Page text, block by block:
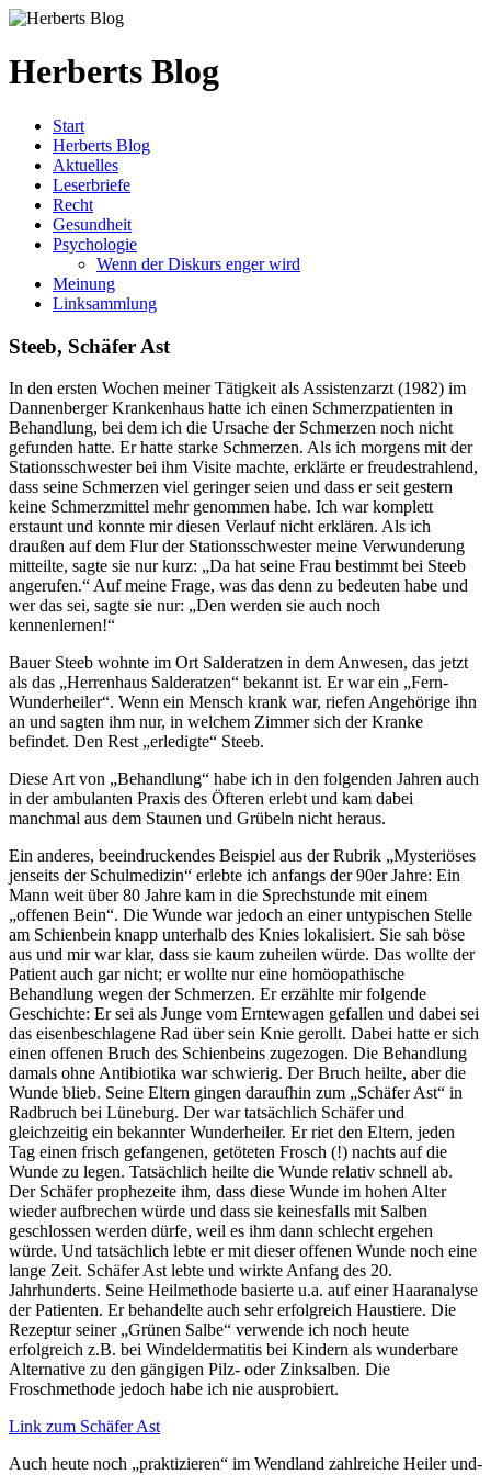
Herberts Blog
Start
Herberts Blog
Aktuelles
Leserbriefe
Recht
Gesundheit
Psychologie
Wenn der Diskurs enger wird
Meinung
Linksammlung
Steeb, Schäfer Ast
In den ersten Wochen meiner Tätigkeit als Assistenzarzt (1982) im
Dannenberger Krankenhaus hatte ich einen Schmerzpatienten in
Behandlung, bei dem ich die Ursache der Schmerzen noch nicht
gefunden hatte. Er hatte starke Schmerzen. Als ich morgens mit der
Stationsschwester bei ihm Visite machte, erklärte er freudestrahlend,
dass seine Schmerzen viel geringer seien und dass er seit gestern
keine Schmerzmittel mehr genommen habe. Ich war komplett
erstaunt und konnte mir diesen Verlauf nicht erklären. Als ich
draußen auf dem Flur der Stationsschwester meine Verwunderung
mitteilte, sagte sie nur kurz: „Da hat seine Frau bestimmt bei Steeb
angerufen.“ Auf meine Frage, was das denn zu bedeuten habe und
wer das sei, sagte sie nur: „Den werden sie auch noch
kennenlernen!“
Bauer Steeb wohnte im Ort Salderatzen in dem Anwesen, das jetzt
als das „Herrenhaus Salderatzen“ bekannt ist. Er war ein „Fern-
Wunderheiler“. Wenn ein Mensch krank war, riefen Angehörige ihn
an und sagten ihm nur, in welchem Zimmer sich der Kranke
befindet. Den Rest „erledigte“ Steeb.
Diese Art von „Behandlung“ habe ich in den folgenden Jahren auch
in der ambulanten Praxis des Öfteren erlebt und kam dabei
manchmal aus dem Staunen und Grübeln nicht heraus.
Ein anderes, beeindruckendes Beispiel aus der Rubrik „Mysteriöses
jenseits der Schulmedizin“ erlebte ich anfangs der 90er Jahre: Ein
Mann weit über 80 Jahre kam in die Sprechstunde mit einem
„offenen Bein“. Die Wunde war jedoch an einer untypischen Stelle
am Schienbein knapp unterhalb des Knies lokalisiert. Sie sah böse
aus und mir war klar, dass sie kaum zuheilen würde. Das wollte der
Patient auch gar nicht; er wollte nur eine homöopathische
Behandlung wegen der Schmerzen. Er erzählte mir folgende
Geschichte: Er sei als Junge vom Erntewagen gefallen und dabei sei
das eisenbeschlagene Rad über sein Knie gerollt. Dabei hatte er sich
einen offenen Bruch des Schienbeins zugezogen. Die Behandlung
damals ohne Antibiotika war schwierig. Der Bruch heilte, aber die
Wunde blieb. Seine Eltern gingen daraufhin zum „Schäfer Ast“ in
Radbruch bei Lüneburg. Der war tatsächlich Schäfer und
gleichzeitig ein bekannter Wunderheiler. Er riet den Eltern, jeden
Tag einen frisch gefangenen, getöteten Frosch (!) nachts auf die
Wunde zu legen. Tatsächlich heilte die Wunde relativ schnell ab.
Der Schäfer prophezeite ihm, dass diese Wunde im hohen Alter
wieder aufbrechen würde und dass sie keinesfalls mit Salben
geschlossen werden dürfe, weil es ihm dann schlecht ergehen
würde. Und tatsächlich lebte er mit dieser offenen Wunde noch eine
lange Zeit. Schäfer Ast lebte und wirkte Anfang des 20.
Jahrhunderts. Seine Heilmethode basierte u.a. auf einer Haaranalyse
der Patienten. Er behandelte auch sehr erfolgreich Haustiere. Die
Rezeptur seiner „Grünen Salbe“ verwende ich noch heute
erfolgreich z.B. bei Windeldermatitis bei Kindern als wunderbare
Alternative zu den gängigen Pilz- oder Zinksalben. Die
Froschmethode jedoch habe ich nie ausprobiert.
Link zum Schäfer Ast
Auch heute noch „praktizieren“ im Wendland zahlreiche Heiler und-